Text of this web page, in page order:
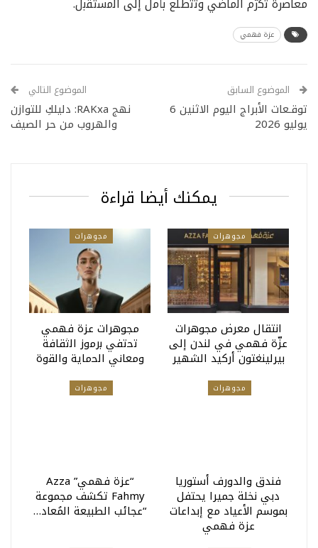
عزة فهمي
الموضوع السابق
توقـعات الأبراج اليوم الاثنين 6
يوليو 2026
الموضوع التالي
نهج RAKxa: دليلكِ للتوازن
والهروب من حر الصيف
يمكنك أيضا قراءة
مجوهرات
انتقال معرض مجوهرات
عزّة فهمي في لندن إلى
بيرلينغتون أركيد الشهير
مجوهرات
مجوهرات عزة فهمي
ﺗﺣﺗﻔﻲ ﺑرﻣوز اﻟﺛﻘﺎﻓﺔ
وﻣﻌﺎﻧﻲ اﻟﺣﻣﺎﯾﺔ واﻟﻘوة
مجوهرات
فندق والدورف أستوريا
دبي نخلة جميرا يحتفل
بموسم الأعياد مع إبداعات
عزة فهمي
مجوهرات
“عزة فهمي” Azza
Fahmy تكشف مجموعة
“عجائب الطبيعة المُعاد…